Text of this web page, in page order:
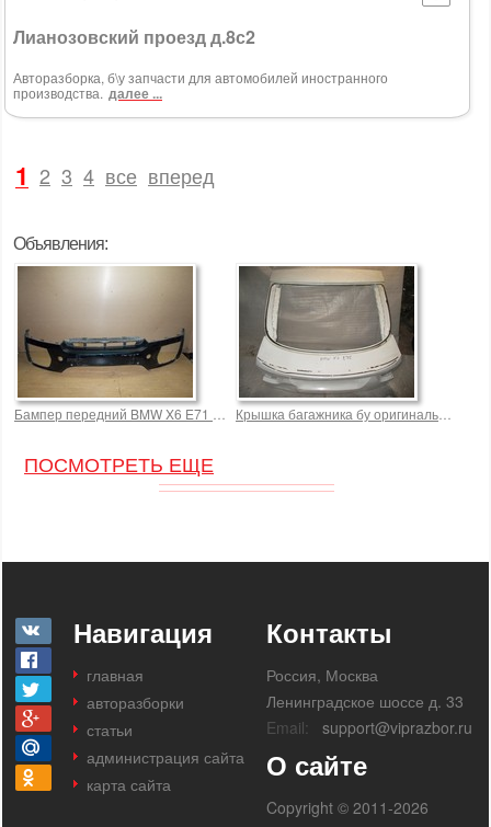
Объявления:
Бампер передний BMW X6 E71 Подробнее: https://tria 7000,0 р.
Крышка багажника бу оригинальная
ПОСМОТРЕТЬ ЕЩЕ
Лианозовский проезд д.8с2
Авторазборка, б\у запчасти для автомобилей иностранного
производства. далее ...
1 2 3 4 все вперед
Навигация
главная
авторазборки
статьи
администрация сайта
карта сайта
Контакты
Россия, Москва
Ленинградское шоссе д. 33
Email:
support@viprazbor.ru
О сайте
Copyright © 2011-2026